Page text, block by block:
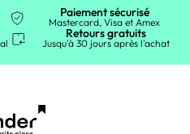
Paiement sécurisé
Mastercard, Visa et Amex
Retours gratuits
Jusqu'à 30 jours après l'achat